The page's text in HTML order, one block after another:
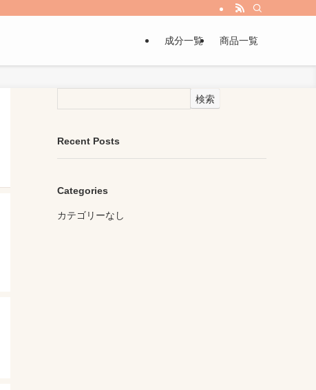
成分一覧 商品一覧
検索
Recent Posts
Categories
カテゴリーなし